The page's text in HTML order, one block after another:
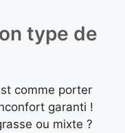
type de
comme porter
garanti !
ou mixte ?